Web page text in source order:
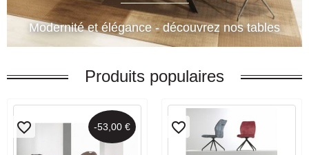
Modernité et élégance - découvrez nos tables
Produits populaires
-53,00 €
favorite_border favorite_border